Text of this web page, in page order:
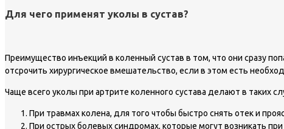
Для чего применят уколы в сустав?
Преимущество инъекций в коленный сустав в том, что они сразу
отсрочить хирургическое вмешательство, если в этом есть
Чаще всего уколы при артрите коленного сустава делают в таких
При травмах колена, для того чтобы быстро снять отек и
При острых болевых синдромах, которые могут возникать